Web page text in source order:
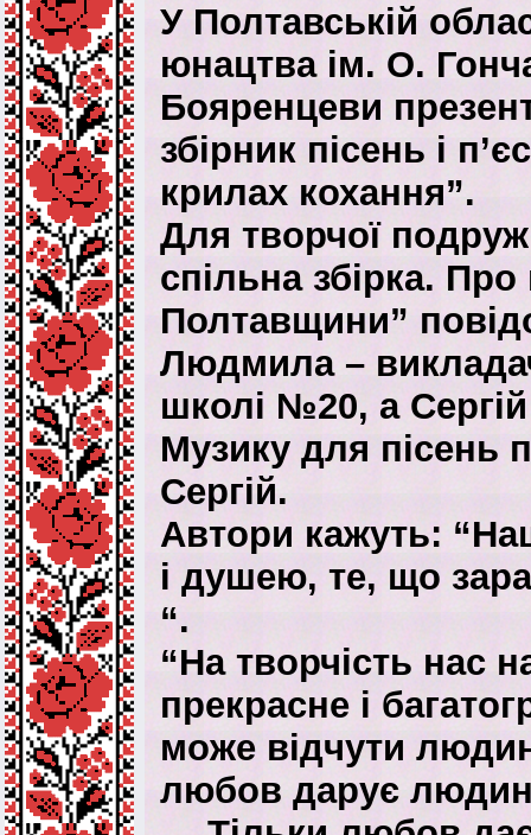
У Полтавській
юнацтва ім. О.
Бояренцеви
збірник пісень і
крилах кохання”.
Для творчої
спільна збірка.
Полтавщини”
Людмила –
школі №20, а Сергій
Музику для пісень
Сергій.
Автори кажуть:
і душею, те, що
“.
“На творчість нас
прекрасне і
може відчути
любов дарує